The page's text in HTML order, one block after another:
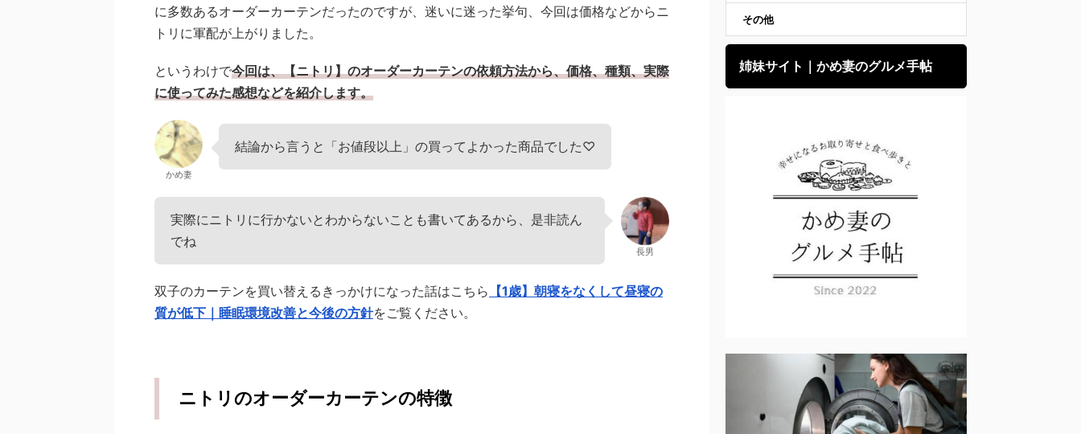
に多数あるオーダーカーテンだったのですが、迷いに迷った挙句、今回は価格などからニ
トリに軍配が上がりました。
というわけで今回は、【ニトリ】のオーダーカーテンの依頼方法から、価格、種類、実際
に使ってみた感想などを紹介します。
かめ妻
結論から言うと「お値段以上」の買ってよかった商品でした♡
実際にニトリに行かないとわからないことも書いてあるから、是非読ん
でね
長男
双子のカーテンを買い替えるきっかけになった話はこちら 【1歳】朝寝をなくして昼寝の
質が低下｜睡眠環境改善と今後の方針をご覧ください。
ニトリのオーダーカーテンの特徴
その他
姉妹サイト｜かめ妻のグルメ手帖